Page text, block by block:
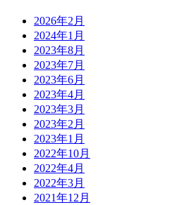
2026年2月
2024年1月
2023年8月
2023年7月
2023年6月
2023年4月
2023年3月
2023年2月
2023年1月
2022年10月
2022年4月
2022年3月
2021年12月